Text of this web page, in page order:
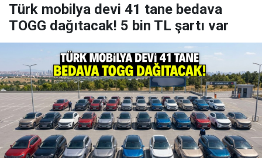
Türk mobilya devi 41 tane bedava
TOGG dağıtacak! 5 bin TL şartı var